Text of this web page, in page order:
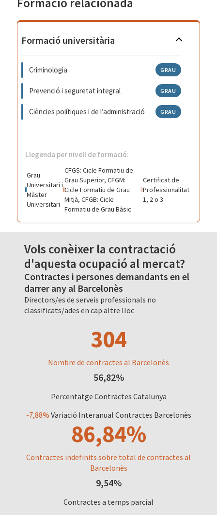
Formació universitària
Criminologia GRAU
Prevenció i seguretat integral GRAU
Ciències polítiques i de l’administració GRAU
Llegenda per nivell de formació:
Grau
Universitari i
Màster
Universitari
CFGS: Cicle Formatiu de
Grau Superior, CFGM:
Cicle Formatiu de Grau
Mitjà, CFGB: Cicle
Formatiu de Grau Bàsic
Certificat de
Professionalitat
1, 2 o 3
Vols conèixer la contractació
d'aquesta ocupació al mercat?
Contractes i persones demandants en el
darrer any al Barcelonès
Directors/es de serveis professionals no
classificats/ades en cap altre lloc
304
Nombre de contractes al Barcelonès
56,82%
Percentatge Contractes Catalunya
-7,88% Variació Interanual Contractes Barcelonès
86,84%
Contractes indefinits sobre total de contractes al
Barcelonès
9,54%
Contractes a temps parcial